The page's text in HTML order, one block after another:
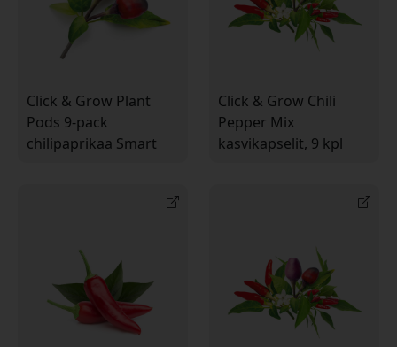
Click & Grow Plant
Pods 9-pack
chilipaprikaa Smart
Click & Grow Chili
Pepper Mix
kasvikapselit, 9 kpl